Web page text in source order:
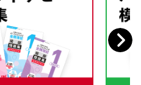
Next